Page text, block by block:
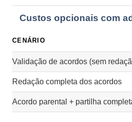
Custos opcionais com
CENÁRIO
Validação de acordos (sem
Redação completa dos acordos
Acordo parental + partilha